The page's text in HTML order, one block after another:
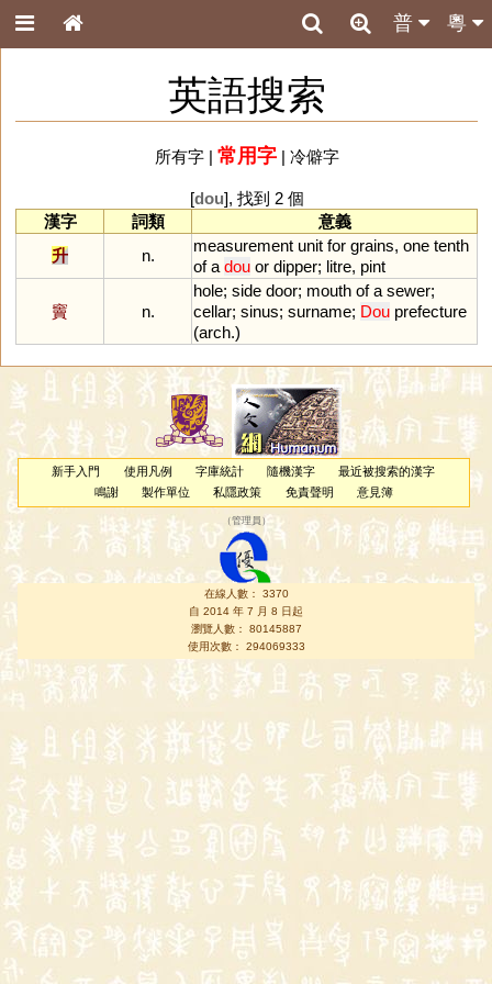
粵
普
英語搜索
所有字| 常用字| 冷僻字
[dou], 找到 2 個
漢字
詞類
意義
升
n.
measurement unit for grains, one tenth
of a dou or dipper; litre, pint
竇 n.
hole; side door; mouth of a sewer;
cellar; sinus; surname; Dou prefecture
(arch.)
新手入門 使用凡例 字庫統計 隨機漢字
最近被搜索的漢字
鳴謝
製作單位 私隱政策 免責聲明 意見簿
（管理員 ）
在線人數： 3370
自 2014 年 7 月 8 日起
瀏覽人數： 80145887
使用次數： 294069333